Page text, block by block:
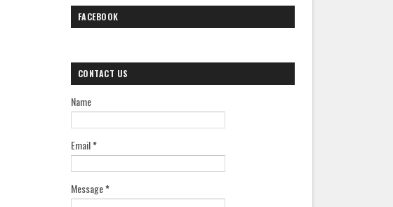
FACEBOOK
CONTACT US
Name
Email*
Message*